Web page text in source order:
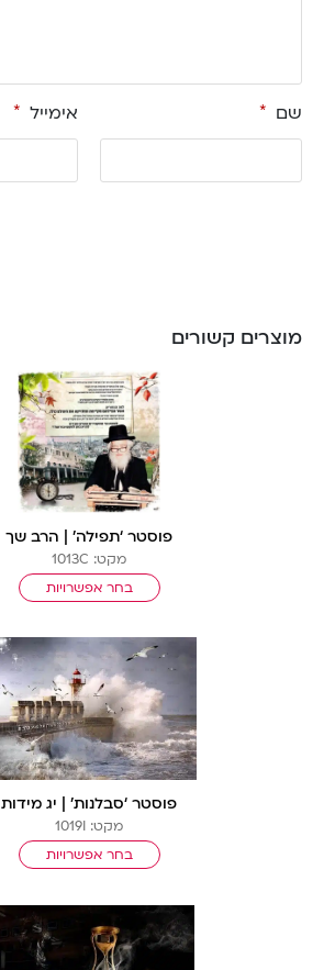
שם * אימייל *
מוצרים קשורים
פוסטר ‘תפילה’ | הרב שך
מקט: 1013C
בחר אפשרויות
פוסטר ‘סבלנות’ | יג מידות
מקט: 1019I
בחר אפשרויות